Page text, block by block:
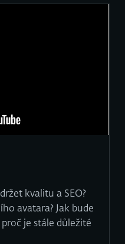
kvalitu a SEO?
avatara? Jak bude
je stále důležité